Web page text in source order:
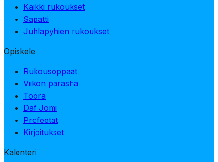
Kaikki rukoukset
Sapatti
Juhlapyhien rukoukset
Opiskele
Rukousoppaat
Viikon parasha
Toora
Daf Jomi
Profeetat
Kirjoitukset
Kalenteri